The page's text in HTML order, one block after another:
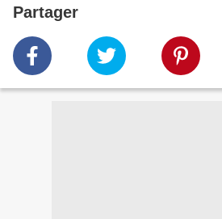
Partager